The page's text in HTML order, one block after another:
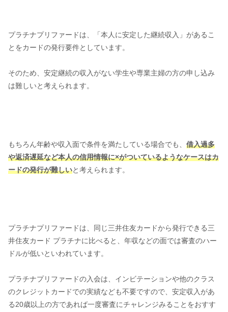
プラチナプリファードは、「本人に安定した継続収入」があるこ
とをカードの発行要件としています。
そのため、安定継続の収入がない学生や専業主婦の方の申し込み
は難しいと考えられます。
もちろん年齢や収入面で条件を満たしている場合でも、 借入過多
や返済遅延など本人の信用情報に×がついているようなケースはカ
ードの発行が難しいと考えられます。
プラチナプリファードは、同じ三井住友カードから発行できる三
井住友カード プラチナに比べると、年収などの面では審査のハー
ドルが低いといわれています。
プラチナプリファードの入会は、インビテーションや他のクラス
のクレジットカードでの実績なども不要ですので、安定収入があ
る20歳以上の方であれば一度審査にチャレンジみることをおすす